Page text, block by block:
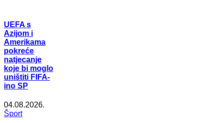
UEFA s
Azijom i
Amerikama
pokreće
natjecanje
koje bi moglo
uništiti FIFA-
ino SP
04.08.2026.
Šport